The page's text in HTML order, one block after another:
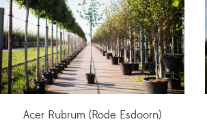
Acer Rubrum (Rode Esdoorn)